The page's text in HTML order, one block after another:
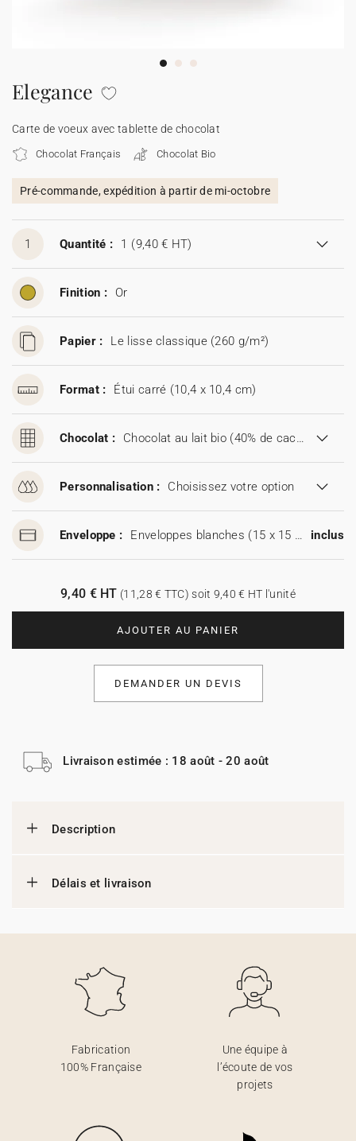
★ Demande d'échantillons
Menus
Présentoirs comptoir
Elegance
Carte de voeux avec tablette de chocolat
Chocolat Français Chocolat Bio
Pré-commande, expédition à partir de mi-octobre
1 Quantité : 1 (9,40 € HT)
Finition : Or
Papier : Le lisse classique (260 g/m²)
Format : Étui carré (10,4 x 10,4 cm)
Chocolat : Chocolat au lait bio (40% de cacao)
Personnalisation : Choisissez votre option
Enveloppe : Enveloppes blanches (15 x 15 cm) inclus
AJOUTER AU PANIER
9,40 € HT (11,28 € TTC) soit 9,40 € HT l'unité
DEMANDER UN DEVIS
Livraison estimée : 18 août - 20 août
Description
Délais et livraison
Fabrication
100% Française
Une équipe à
l’écoute de vos
projets